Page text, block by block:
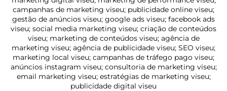
campanhas de marketing viseu; publicidade online viseu;
gestão de anúncios viseu; google ads viseu; facebook ads
viseu; social media marketing viseu; criação de conteúdos
viseu; marketing de conteúdos viseu; agência de
marketing viseu; agência de publicidade viseu; SEO viseu;
marketing local viseu; campanhas de tráfego pago viseu;
anúncios instagram viseu; consultoria de marketing viseu;
email marketing viseu; estratégias de marketing viseu;
publicidade digital viseu